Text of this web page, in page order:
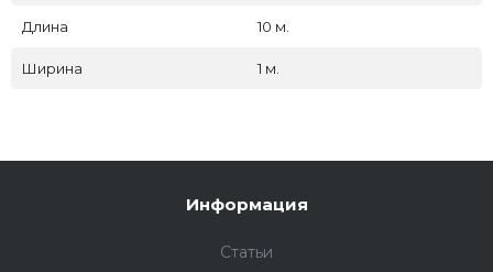
Длина 10 м.
Ширина 1 м.
Информация
Статьи